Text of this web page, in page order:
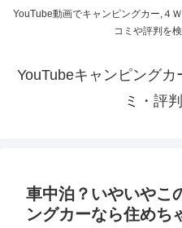
YouTube動画でキャンピングカー,４
コミや評判を
YouTubeキャンピング
ミ・評
車中泊？いやいやこ
ングカーなら住めち